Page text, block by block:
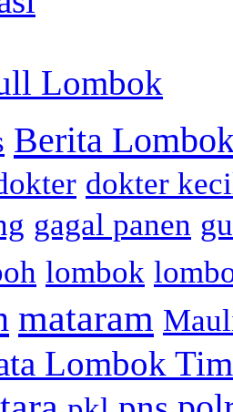
Lombok
Berita
dokter
gagal panen
lombok
mataram
Lombok